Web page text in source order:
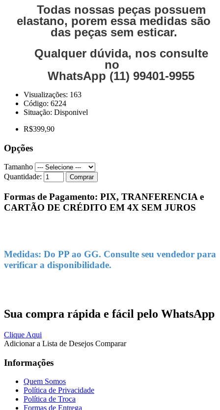
Todas nossas peças possuem
elastano, porem essa medidas são
das peças sem esticar.
Qualquer dúvida, nos consulte
no
WhatsApp (11) 99401-9955
Visualizações: 163
Código: 6224
Situação: Disponivel
R$399,90
Opções
Tamanho
Quantidade:
Comprar
Formas de Pagamento: PIX, TRANFERENCIA e
CARTÃO DE CRÉDITO EM 4X SEM JUROS
Medidas: Do PP ao GG. Consulte seu vendedor para
verificar a disponibilidade.
Sua compra rápida e fácil pelo WhatsApp
Clique Aqui
Adicionar a Lista de Desejos Comparar
Informações
Quem Somos
Política de Privacidade
Política de Troca
Formas de Entrega